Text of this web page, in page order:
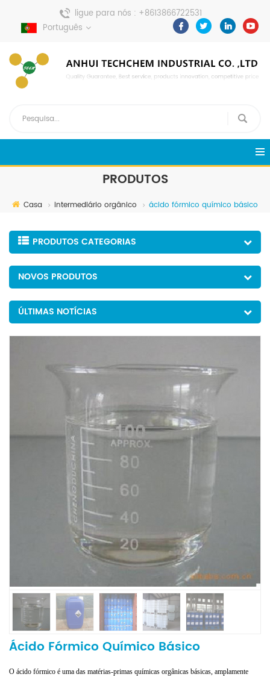
ligue para nós : +8613866722531
envie uma mensagem :
pweiping@techemi.com
Português
PRODUTOS
Casa intermediário orgânico ácido fórmico químico básico
PRODUTOS CATEGORIAS
NOVOS PRODUTOS
ÚLTIMAS NOTÍCIAS
Ácido Fórmico Químico Básico
O ácido fórmico é uma das matérias-primas químicas orgânicas básicas, amplamente